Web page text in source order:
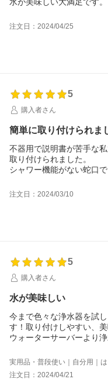
注文日：2024/04/25
5
購入者さん
簡単に取り付けられま
不器用で説明書が苦手な
取り付けられました。
シャワー機能がない蛇口
美味しい&安全な水になり
注文日：2024/03/10
5
購入者さん
水が美味しい
今まで色々な浄水器を試
す！取り付けしやすい、美
ウォーターサーバーより
実用品・普段使い｜自分用｜
注文日：2024/04/21